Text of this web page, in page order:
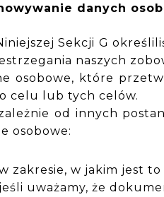
danych
Sekcji G
naszych
osobowe, które
celu lub tych celów.
od innych
osobowe:
zakresie, w jakim jest
jeśli uważamy, że